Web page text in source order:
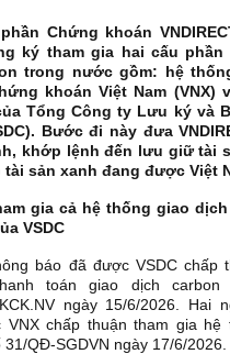
Chứng khoán
ký tham gia hai cấu
trong nước gồm: hệ
khoán Việt Nam (VNX)
Tổng Công ty Lưu ký và
Bước đi này đưa
khớp lệnh đến lưu giữ tài
sản xanh đang được Việt
gia cả hệ thống giao
VSDC
báo đã được VSDC chấp
toán giao dịch carbon
ngày 15/6/2026. Hai
VNX chấp thuận tham gia hệ
QĐ-SGDVN ngày 17/6/2026.